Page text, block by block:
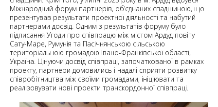
Міжнародний форум партнерів, об’єднаних спадщиною, що
презентував результати проектної діяльності та набутий
партнерами досвід. Одним з результатів форуму було
підписання Угоди про співпрацю між містом Ардуд повіту
Сату-Маре, Румунія та Пасічнянською сільською
територіальною громадою Івано-Франківської області,
Україна. Цінуючи досвід співпраці, започаткованої в рамках
проекту, партнери домовились і надалі сприяти розвитку
співробітництва між своїми громадами, ініціювати та
реалізовувати нові проекти транскордонної співпраці.